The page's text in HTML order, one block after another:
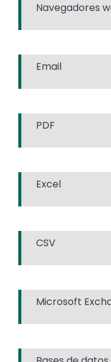
Navegadores
Email
PDF
Excel
CSV
Microsoft